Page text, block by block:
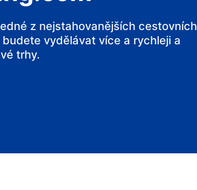
z nejstahovanějších cestovních
vydělávat více a rychleji a
trhy.